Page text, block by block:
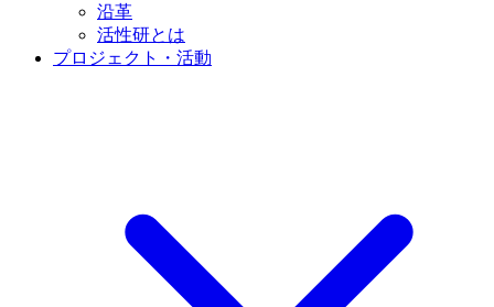
沿革
活性研とは
プロジェクト・活動